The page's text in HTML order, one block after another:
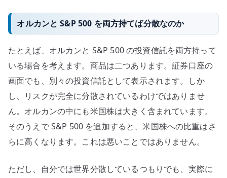
オルカンと S&P 500 を両方持てば分散なのか
たとえば、オルカンと S&P 500 の投資信託を両方持って
いる場合を考えます。商品は二つあります。証券口座の
画面でも、別々の投資信託として表示されます。しか
し、リスクが完全に分散されているわけではありませ
ん。オルカンの中にも米国株は大きく含まれています。
そのうえで S&P 500 を追加すると、米国株への比重はさ
らに高くなります。これは悪いことではありません。
ただし、自分では世界分散しているつもりでも、実際に